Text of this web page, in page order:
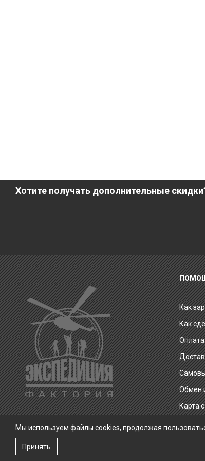
Хотите получать дополнительные
Как
Как
Оплата
Обмен
Карта
Экспедиция Фактория © 2026
Мы используем файлы cookies, продолжая
Принять